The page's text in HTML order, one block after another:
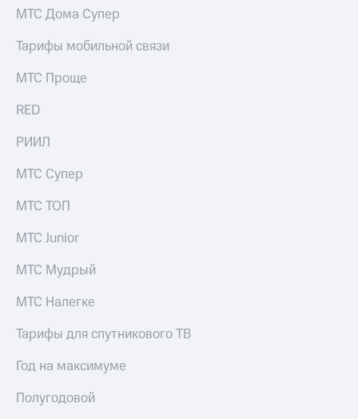
Описание
Программа
приобретения
Порядок
акций
Еврооблигации-2023
о
именных
Другое
Регистратор
Контакты
развитие
деловая этика
На главную
МТС Дома Супер
Тарифы мобильной связи
МТС Проще
RED
РИИЛ
МТС Супер
МТС ТОП
МТС Junior
МТС Мудрый
МТС Налегке
Тарифы для спутникового ТВ
Год на максимуме
Полугодовой